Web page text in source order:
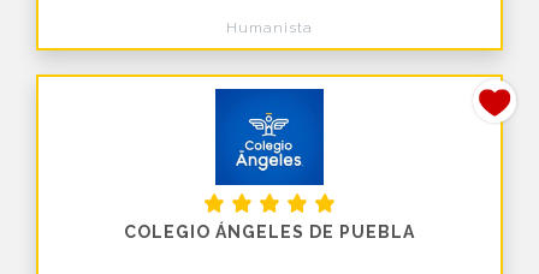
Humanista
COLEGIO ÁNGELES DE PUEBLA